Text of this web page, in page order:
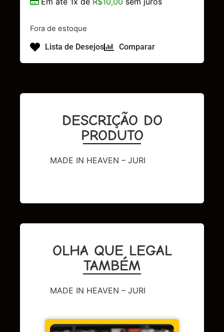
Fora de estoque
Lista de Desejos Comparar
DESCRIÇÃO DO
PRODUTO
MADE IN HEAVEN – JURI
OLHA QUE LEGAL
TAMBÉM
MADE IN HEAVEN – JURI